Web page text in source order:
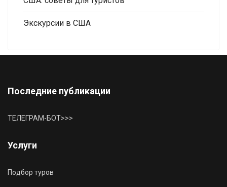
Экскурсии в США
Последние публикации
ТЕЛЕГРАМ-БОТ>>>
Услуги
Подбор туров